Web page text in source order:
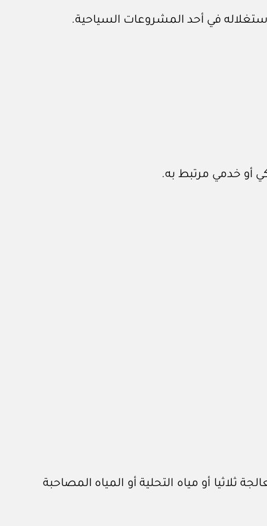
استغلاله في أحد المشروعات السياحية.
أو خدمي مرتبط به.
ثلاثيا أو مياه التحلية أو المياه المصاحبة